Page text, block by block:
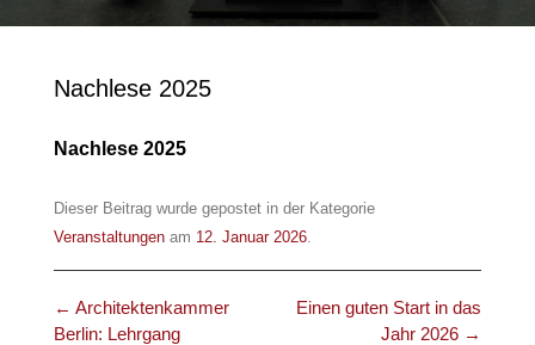
Nachlese 2025
Nachlese 2025
Dieser Beitrag wurde gepostet in der Kategorie
Veranstaltungenam 12. Januar 2026.
Beitrags-
Navigation
← Architektenkammer
Berlin: Lehrgang
Einen guten Start in das
Jahr 2026 →